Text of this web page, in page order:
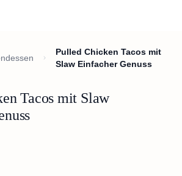
Pulled Chicken Tacos mit
Slaw Einfacher Genuss
Tacos mit Slaw